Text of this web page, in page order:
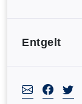
Entgelt